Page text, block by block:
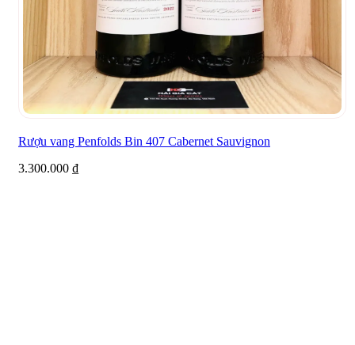
Rượu vang Penfolds Bin 407 Cabernet Sauvignon
3.300.000 ₫